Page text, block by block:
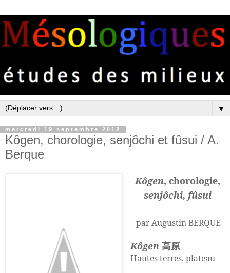
▼
mercredi 19 septembre 2012
Kôgen, chorologie, senjôchi et fûsui / A.
Berque
Kôgen, chorologie,
senjôchi, fûsui
par Augustin BERQUE
Kôgen 高原
Hautes terres, plateau